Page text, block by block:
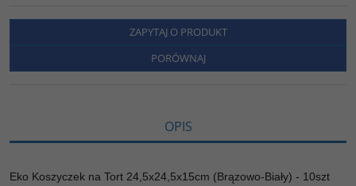
e
t
o
p
y
L
n
z
i
e
l
ZAPYTAJ O PRODUKT
PORÓWNAJ
OPIS
Eko Koszyczek na Tort 24,5x24,5x15cm (Brązowo-Biały) - 10szt